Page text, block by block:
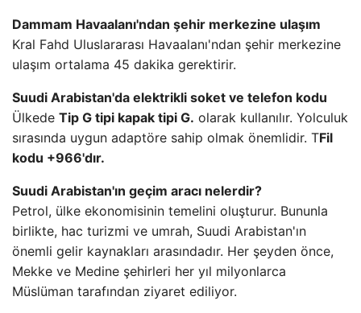
Dammam Havaalanı'ndan şehir merkezine ulaşım
Kral Fahd Uluslararası Havaalanı'ndan şehir merkezine
ulaşım ortalama 45 dakika gerektirir.
Suudi Arabistan'da elektrikli soket ve telefon kodu
Ülkede Tip G tipi kapak tipi G. olarak kullanılır. Yolculuk
sırasında uygun adaptöre sahip olmak önemlidir. TFil
kodu +966'dır.
Suudi Arabistan'ın geçim aracı nelerdir?
Petrol, ülke ekonomisinin temelini oluşturur. Bununla
birlikte, hac turizmi ve umrah, Suudi Arabistan'ın
önemli gelir kaynakları arasındadır. Her şeyden önce,
Mekke ve Medine şehirleri her yıl milyonlarca
Müslüman tarafından ziyaret ediliyor.